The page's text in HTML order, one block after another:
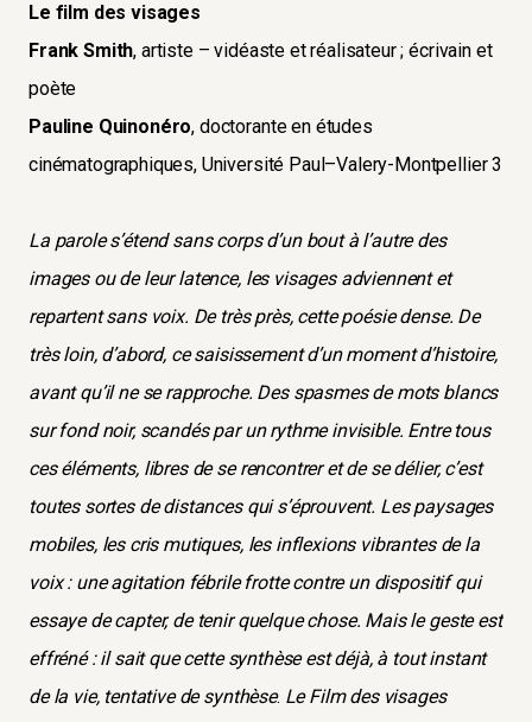
Le film des visages
Frank Smith, artiste – vidéaste et réalisateur ; écrivain et
poète
Pauline Quinonéro, doctorante en études
cinématographiques, Université Paul–Valery-Montpellier 3
La parole s’étend sans corps d’un bout à l’autre des
images ou de leur latence, les visages adviennent et
repartent sans voix. De très près, cette poésie dense. De
très loin, d’abord, ce saisissement d’un moment d’histoire,
avant qu’il ne se rapproche. Des spasmes de mots blancs
sur fond noir, scandés par un rythme invisible. Entre tous
ces éléments, libres de se rencontrer et de se délier, c’est
toutes sortes de distances qui s’éprouvent. Les paysages
mobiles, les cris mutiques, les inflexions vibrantes de la
voix : une agitation fébrile frotte contre un dispositif qui
essaye de capter, de tenir quelque chose. Mais le geste est
effréné : il sait que cette synthèse est déjà, à tout instant
de la vie, tentative de synthèse. Le Film des visages